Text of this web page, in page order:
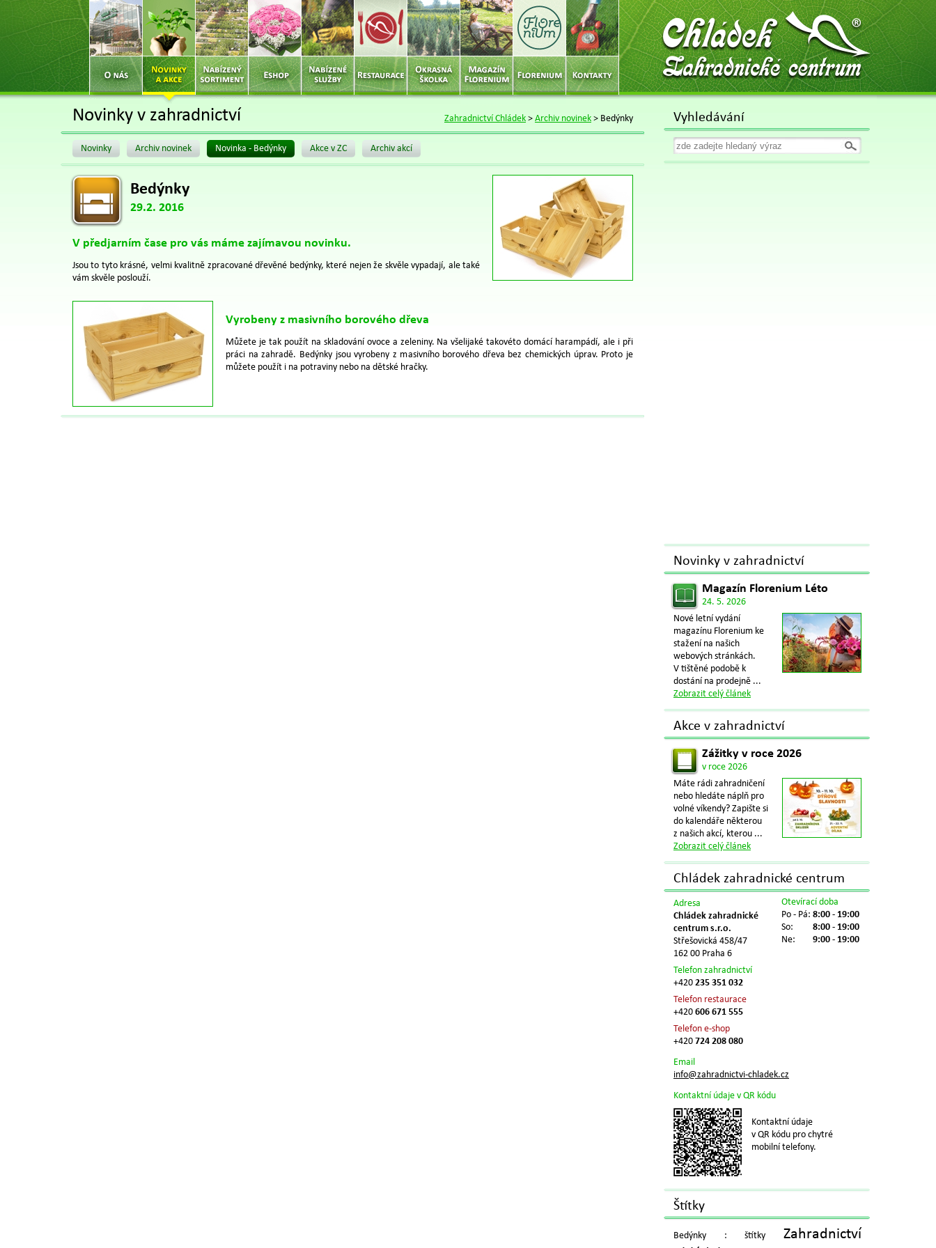
Chládek
Zahradnické centrum
Zahradnictví Chládek > Archiv novinek > Bedýnky
Novinky v zahradnictví
Novinky Archiv novinek Novinka - Bedýnky Akce v ZC Archiv akcí
Bedýnky
29.2. 2016
V předjarním čase pro vás máme zajímavou novinku.
Jsou to tyto krásné, velmi kvalitně zpracované dřevěné bedýnky, které nejen že skvěle vypadají, ale také
vám skvěle poslouží.
Vyrobeny z masivního borového dřeva
Můžete je tak použít na skladování ovoce a zeleniny. Na všelijaké takovéto domácí harampádí, ale i při
práci na zahradě. Bedýnky jsou vyrobeny z masivního borového dřeva bez chemických úprav. Proto je
můžete použít i na potraviny nebo na dětské hračky.
Vyhledávání
Novinky v zahradnictví
Magazín Florenium Léto
24. 5. 2026
Nové letní vydání
magazínu Florenium ke
stažení na našich
webových stránkách.
V tištěné podobě k
dostání na prodejně ...
Zobrazit celý článek
Akce v zahradnictví
Zážitky v roce 2026
v roce 2026
Máte rádi zahradničení
nebo hledáte náplň pro
volné víkendy? Zapište si
do kalendáře některou
z našich akcí, kterou ...
Zobrazit celý článek
Chládek zahradnické centrum
Adresa
Chládek zahradnické
centrum s.r.o.
Střešovická 458/47
162 00 Praha 6
Telefon zahradnictví
+420 235 351 032
Telefon restaurace
+420 606 671 555
Telefon e-shop
+420 724 208 080
Otevírací doba
Po - Pá: 8:00 - 19:00
So:
8:00 - 19:00
Ne:
9:00 - 19:00
Email
info@zahradnictvi-chladek.cz
Kontaktní údaje v QR kódu
Kontaktní údaje
v QR kódu pro chytré
mobilní telefony.
Štítky
Bedýnky : štítky Zahradnictví